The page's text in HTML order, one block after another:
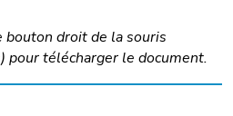
bouton droit de la souris
pour télécharger le document.